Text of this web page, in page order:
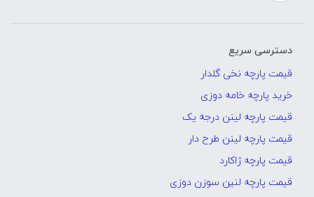
دسترسی سریع
قیمت پارچه نخی گلدار
خرید پارچه خامه دوزی
قیمت پارچه لینن درجه یک
قیمت پارچه لینن طرح دار
قیمت پارچه ژاکارد
قیمت پارچه لنین سوزن دوزی